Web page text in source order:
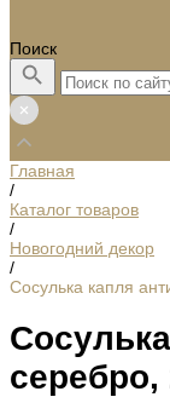
Поиск
Главная
/
Каталог товаров
/
Новогодний декор
/
Сосулька капля
серебро,